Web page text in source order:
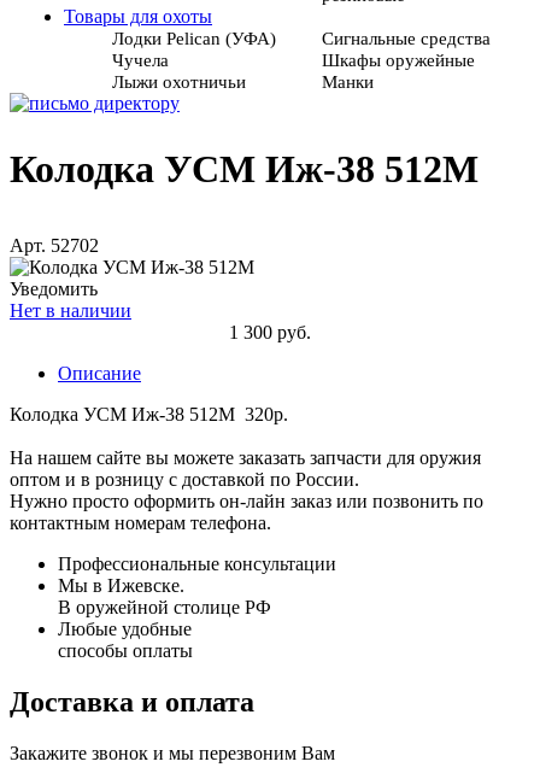
Товары для охоты
Лодки Pelican (УФА)
Сигнальные средства
Чучела
Шкафы оружейные
Лыжи охотничьи
Манки
Колодка УСМ Иж-38 512М
Арт. 52702
Уведомить
Нет в наличии
1 300 руб.
Описание
Колодка УСМ Иж-38 512М 320р.
На нашем сайте вы можете заказать запчасти для оружия
оптом и в розницу с доставкой по России.
Нужно просто оформить он-лайн заказ или позвонить по
контактным номерам телефона.
Профессиональные консультации
Мы в Ижевске.
В оружейной столице РФ
Любые удобные
способы оплаты
Доставка и оплата
Закажите звонок и мы перезвоним Вам